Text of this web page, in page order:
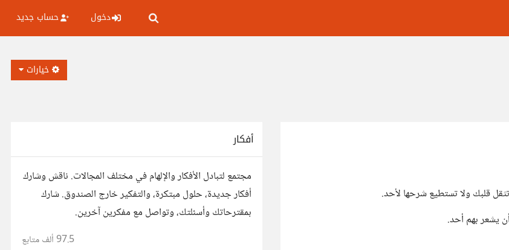
دخول حساب جديد
خيارات
قلبك ولا تستطيع شرحها لأحد.
يشعر بهم أحد.
أفكار
مجتمع لتبادل الأفكار والإلهام في مختلف المجالات. ناقش وشارك
أفكار جديدة، حلول مبتكرة، والتفكير خارج الصندوق. شارك
بمقترحاتك وأسئلتك، وتواصل مع مفكرين آخرين.
97.5 ألف متابع